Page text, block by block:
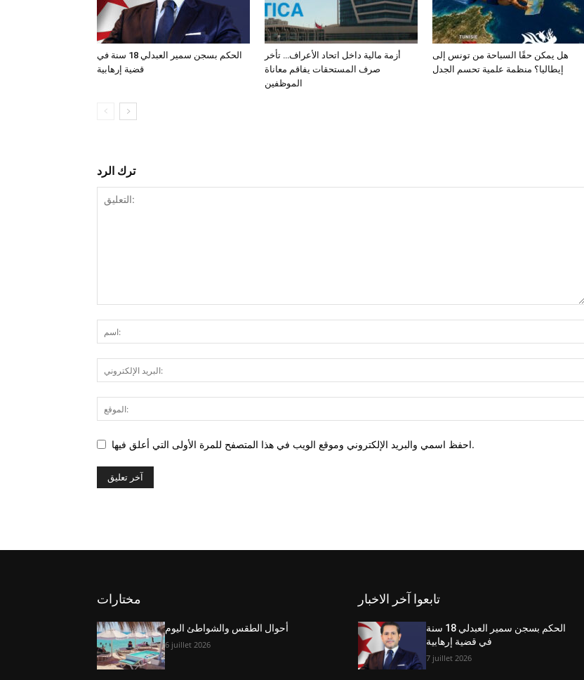
الحكم بسجن سمير العبدلي 18 سنة في
قضية إرهابية
أزمة مالية داخل اتحاد الأعراف… تأخر
صرف المستحقات يفاقم معاناة
الموظفين
هل يمكن حقًا السباحة من تونس إلى
إيطاليا؟ منظمة علمية تحسم الجدل
ترك الرد
احفظ اسمي والبريد الإلكتروني وموقع الويب في هذا المتصفح للمرة الأولى التي أعلق فيها.
مختارات
أحوال الطقس والشواطئ اليوم
6 juillet 2026
تابعوا آخر الاخبار
الحكم بسجن سمير العبدلي 18 سنة
في قضية إرهابية
7 juillet 2026